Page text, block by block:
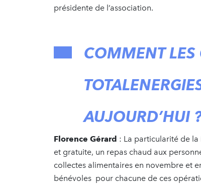
présidente de l’association.
COMMENT LES
AUJOURD’HUI
Florence Gérard : La particularité de
et gratuite, un repas chaud aux
collectes alimentaires en novembre et
bénévoles pour chacune de ces